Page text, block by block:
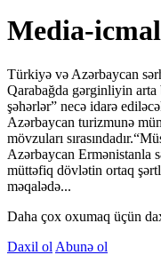
Media-
Türkiyə və Azərbaycan
Qarabağda gərginliyin arta
şəhərlər” necə idarə
Azərbaycan turizmunə
mövzuları
Azərbaycan Ermənistanla
müttəfiq dövlətin ortaq
məqalədə...
Daha çox oxumaq üçün
Daxil ol Abunə ol